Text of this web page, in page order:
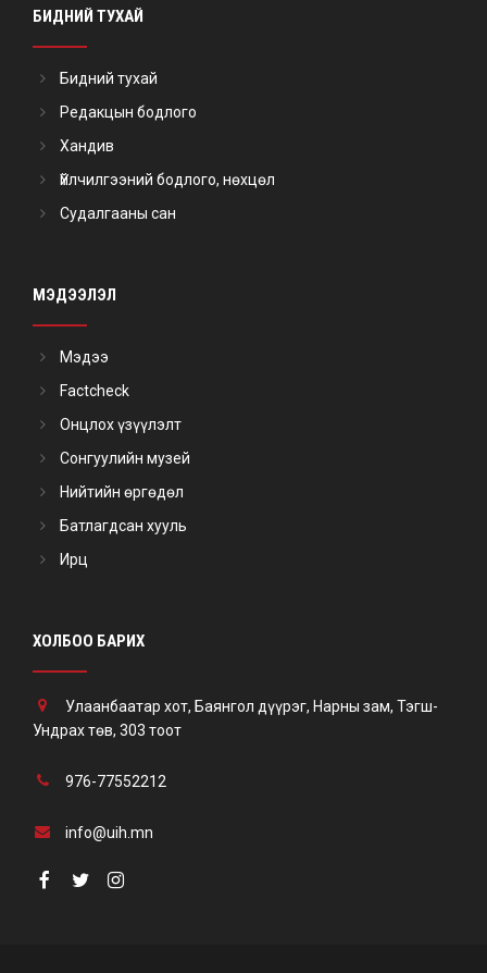
БИДНИЙ ТУХАЙ
Бидний тухай
Редакцын бодлого
Хандив
Үйлчилгээний бодлого, нөхцөл
Судалгааны сан
МЭДЭЭЛЭЛ
Мэдээ
Factcheck
Онцлох үзүүлэлт
Сонгуулийн музей
Нийтийн өргөдөл
Батлагдсан хууль
Ирц
ХОЛБОО БАРИХ
Улаанбаатар хот, Баянгол дүүрэг, Нарны зам, Тэгш-
Ундрах төв, 303 тоот
976-77552212
info@uih.mn